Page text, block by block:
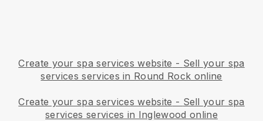
Create your spa services website - Sell your spa
services services in Round Rock online
Create your spa services website - Sell your spa
services services in Inglewood online